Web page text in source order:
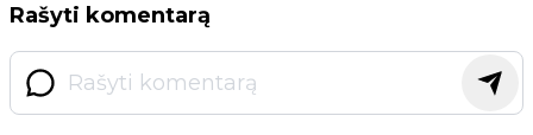
Rašyti komentarą